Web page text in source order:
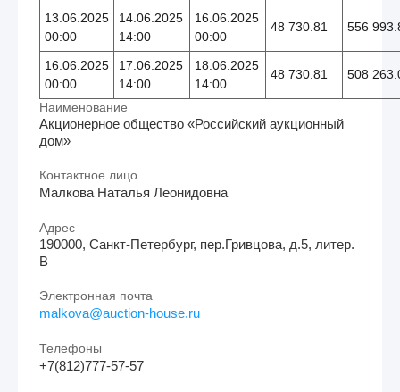
13.06.2025
00:00
14.06.2025
14:00
16.06.2025
00:00
48 730.81 556
16.06.2025
00:00
17.06.2025
14:00
18.06.2025
14:00
48 730.81 508
Наименование
Акционерное общество «Российский аукционный
дом»
Контактное лицо
Малкова Наталья Леонидовна
Адрес
190000, Санкт-Петербург, пер.Гривцова, д.5, литер.
В
Электронная почта
malkova@auction-house.ru
Телефоны
+7(812)777-57-57